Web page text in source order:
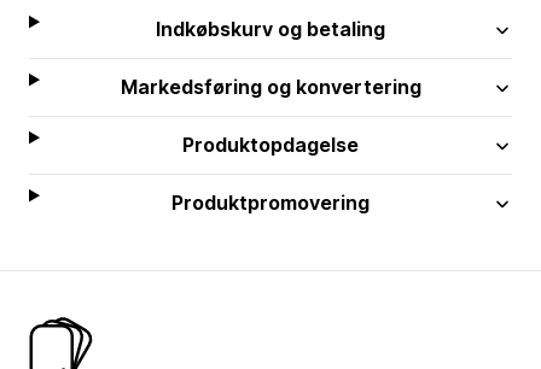
Indkøbskurv og betaling
Markedsføring og konvertering
Produktopdagelse
Produktpromovering